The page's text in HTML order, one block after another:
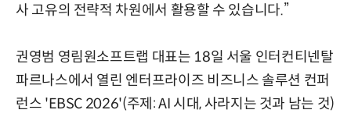
사 고유의 전략적 차원에서 활용할 수 있습니다.”
권영범 영림원소프트랩 대표는 18일 서울 인터컨티넨탈
파르나스에서 열린 엔터프라이즈 비즈니스 솔루션 컨퍼
런스 'EBSC 2026'(주제: AI 시대, 사라지는 것과 남는 것)